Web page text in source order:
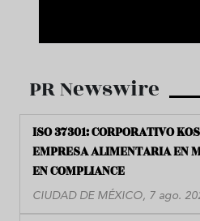
PR Newswire
ISO 37301: CORPORATIVO
EMPRESA ALIMENTARIA EN
EN COMPLIANCE
CIUDAD DE MÉXICO, 7 ago.